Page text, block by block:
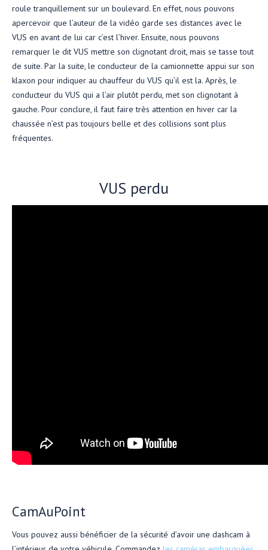
roule tranquillement sur un boulevard. En effet, nous pouvons
apercevoir que l’auteur de la vidéo garde ses distances avec le
VUS en avant de lui car c’est l’hiver. Ensuite, nous pouvons
remarquer le dit VUS mettre son clignotant droit, mais se tasse tout
de suite. Par la suite, le conducteur de la camionnette appui sur son
klaxon pour indiquer au chauffeur du VUS qu’il est la. Après, le
conducteur du VUS qui a l’air plutôt perdu, met son clignotant à
gauche. Pour conclure, il faut faire très attention en hiver car la
chaussée n’est pas toujours belle et des collisions sont plus
fréquentes.
VUS perdu
CamAuPoint
Vous pouvez aussi bénéficier de la sécurité d’avoir une dashcam à